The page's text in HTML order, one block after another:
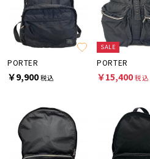
PORTER
￥9,900税込
SALE
PORTER
￥15,400税込